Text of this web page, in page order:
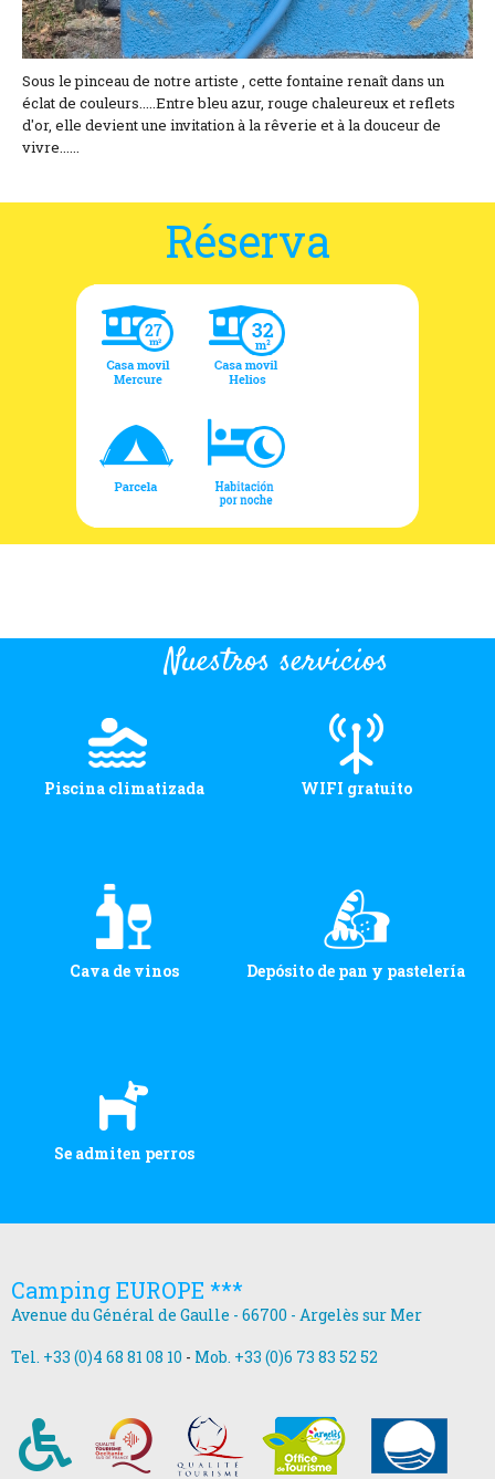
Sous le pinceau de notre artiste , cette fontaine renaît dans un
éclat de couleurs.....Entre bleu azur, rouge chaleureux et reflets
d'or, elle devient une invitation à la rêverie et à la douceur de
vivre......
Réserva
Nuestros servicios
Piscina climatizada WIFI gratuito
Cava de vinos Depósito de pan y pastelería
Se admiten perros
Camping EUROPE ***
Avenue du Général de Gaulle - 66700 - Argelès sur Mer
Tel. +33 (0)4 68 81 08 10 - Mob. +33 (0)6 73 83 52 52